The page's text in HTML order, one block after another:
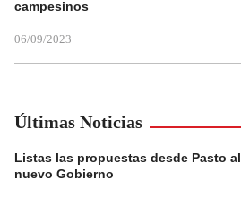
campesinos
06/09/2023
Últimas Noticias
Listas las propuestas desde Pasto al
nuevo Gobierno